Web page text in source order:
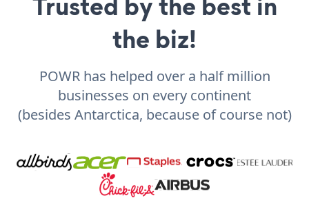
the biz!
POWR has helped over a half million
businesses on every continent
(besides Antarctica, because of course not)